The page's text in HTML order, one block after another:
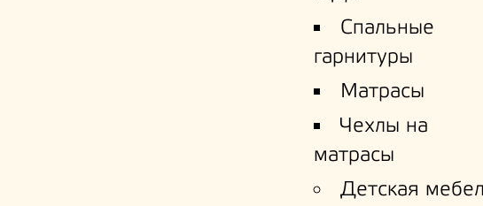
Спальные
гарнитуры
Матрасы
Чехлы на
матрасы
Детская